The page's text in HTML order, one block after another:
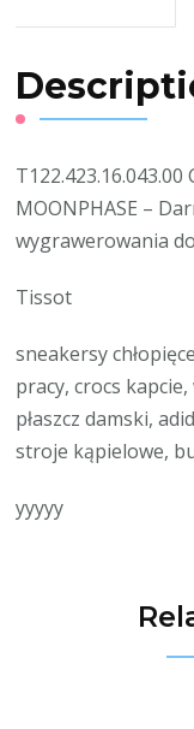
T122.423.16.043.00
MOONPHASE –
wygrawerowania
Tissot
sneakersy
pracy, crocs
płaszcz damski,
stroje kąpielowe,
yyyyy